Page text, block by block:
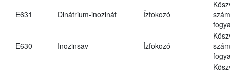
E631 Dinátrium-inozinát Ízfokozó
E630 Inozinsav Ízfokozó